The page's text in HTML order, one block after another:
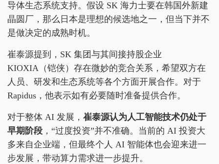
导体生态系统支持。假设 SK 海力士要在韩国外新建
晶圆厂，那么日本是理想的候选地之一，但当下并不
是做决定的成熟时机。
崔泰源提到，SK 集团与其间接持股企业
KIOXIA（铠侠）存在微妙的竞合关系，希望双方在
人员、研发和生态系统等各个方面开展合作。对于
Rapidus，他表示如有必要随时准备提供合作。
对于整体 AI 发展， 崔泰源认为人工智能技术仍处于
早期阶段 ，“过度投资”并不准确。当前的 AI 投资大
多来自企业端，但最终个人 AI 智能体也会迎来进一
步发展，带动算力需求进一步提升。